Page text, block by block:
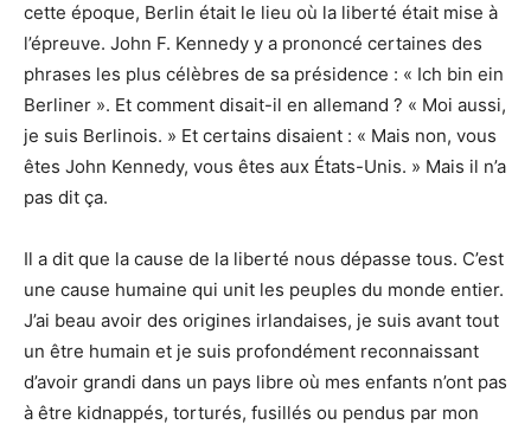
cette époque, Berlin était le lieu où la liberté était mise à
l’épreuve. John F. Kennedy y a prononcé certaines des
phrases les plus célèbres de sa présidence : « Ich bin ein
Berliner ». Et comment disait-il en allemand ? « Moi aussi,
je suis Berlinois. » Et certains disaient : « Mais non, vous
êtes John Kennedy, vous êtes aux États-Unis. » Mais il n’a
pas dit ça.
Il a dit que la cause de la liberté nous dépasse tous. C’est
une cause humaine qui unit les peuples du monde entier.
J’ai beau avoir des origines irlandaises, je suis avant tout
un être humain et je suis profondément reconnaissant
d’avoir grandi dans un pays libre où mes enfants n’ont pas
à être kidnappés, torturés, fusillés ou pendus par mon